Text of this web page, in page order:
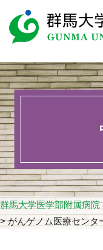
群馬大学医学部附属病院
>がんゲノム医療センタ